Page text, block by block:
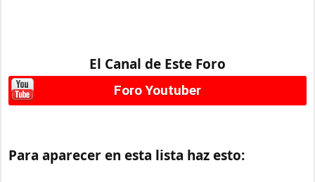
El Canal de Este Foro
Foro Youtuber
Para aparecer en esta lista haz esto: